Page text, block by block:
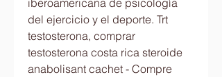
iberoamericana de psicología
del ejercicio y el deporte. Trt
testosterona, comprar
testosterona costa rica steroide
anabolisant cachet - Compre